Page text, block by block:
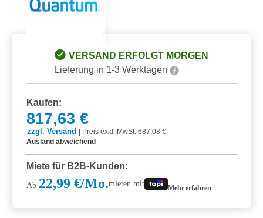
VERSAND ERFOLGT MORGEN
Lieferung in 1-3 Werktagen
Kaufen:
817,63 €
zzgl. Versand
Preis exkl. MwSt: 687,08 €
Ausland abweichend
Miete für B2B-Kunden:
Ab 22,99 €/Mo.mieten mit Mehr erfahren